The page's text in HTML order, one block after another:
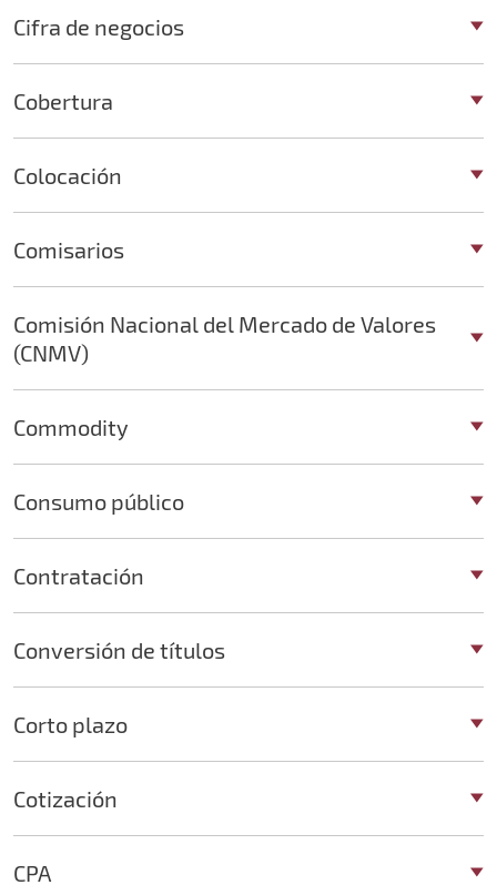
Cifra de negocios
Cobertura
Colocación
Comisarios
Comisión Nacional del Mercado de Valores
(CNMV)
Commodity
Consumo público
Contratación
Conversión de títulos
Corto plazo
Cotización
CPA